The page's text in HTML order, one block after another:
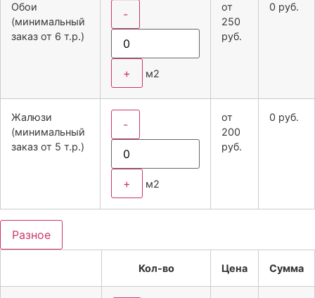
Обои
(минимальный
заказ от 6 т.р.)
-
+ м2
от
250
руб.
0 руб.
Жалюзи
(минимальный
заказ от 5 т.р.)
-
+ м2
от
200
руб.
0 руб.
Разное
Кол-во Цена Сумма